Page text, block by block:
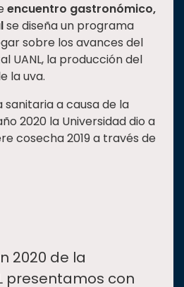
encuentro gastronómico,
se diseña un programa
sobre los avances del
UANL, la producción del
la uva.
a causa de la
2020 la Universidad dio a
cosecha 2019 a través de
2020 de la
presentamos con